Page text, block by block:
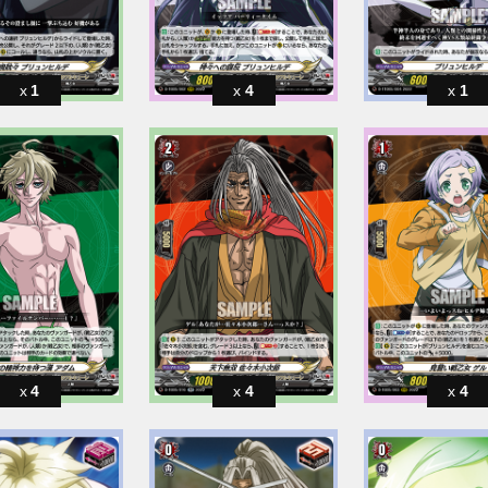
1 4 1
4 4 4